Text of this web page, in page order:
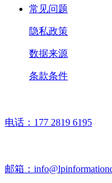
常见问题
隐私政策
数据来源
条款条件
电话： 177 2819 6195
邮箱：